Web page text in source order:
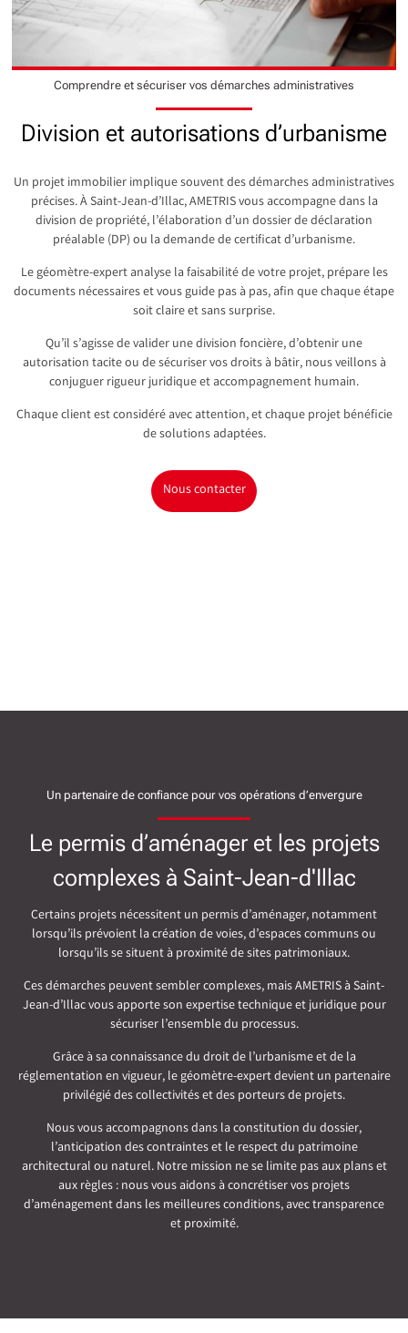
Comprendre et sécuriser vos démarches administratives
Division et autorisations d’urbanisme
Un projet immobilier implique souvent des démarches administratives
précises. À Saint-Jean-d’Illac, AMETRIS vous accompagne dans la
division de propriété, l’élaboration d’un dossier de déclaration
préalable (DP) ou la demande de certificat d’urbanisme.
Le géomètre-expert analyse la faisabilité de votre projet, prépare les
documents nécessaires et vous guide pas à pas, afin que chaque étape
soit claire et sans surprise.
Qu’il s’agisse de valider une division foncière, d’obtenir une
autorisation tacite ou de sécuriser vos droits à bâtir, nous veillons à
conjuguer rigueur juridique et accompagnement humain.
Chaque client est considéré avec attention, et chaque projet bénéficie
de solutions adaptées.
Nous contacter
Un partenaire de confiance pour vos opérations d’envergure
Le permis d’aménager et les projets
complexes à Saint-Jean-d'Illac
Certains projets nécessitent un permis d’aménager, notamment
lorsqu’ils prévoient la création de voies, d’espaces communs ou
lorsqu’ils se situent à proximité de sites patrimoniaux.
Ces démarches peuvent sembler complexes, mais AMETRIS à Saint-
Jean-d’Illac vous apporte son expertise technique et juridique pour
sécuriser l’ensemble du processus.
Grâce à sa connaissance du droit de l’urbanisme et de la
réglementation en vigueur, le géomètre-expert devient un partenaire
privilégié des collectivités et des porteurs de projets.
Nous vous accompagnons dans la constitution du dossier,
l’anticipation des contraintes et le respect du patrimoine
architectural ou naturel. Notre mission ne se limite pas aux plans et
aux règles : nous vous aidons à concrétiser vos projets
d’aménagement dans les meilleures conditions, avec transparence
et proximité.